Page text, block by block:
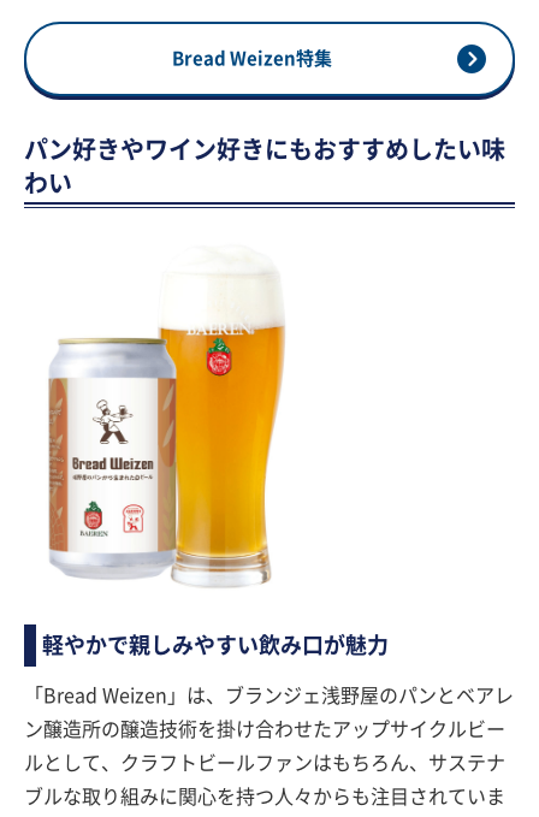
Bread Weizen特集
パン好きやワイン好きにもおすすめしたい味
わい
軽やかで親しみやすい飲み口が魅力
「Bread Weizen」は、ブランジェ浅野屋のパンとベアレ
ン醸造所の醸造技術を掛け合わせたアップサイクルビー
ルとして、クラフトビールファンはもちろん、サステナ
ブルな取り組みに関心を持つ人々からも注目されていま